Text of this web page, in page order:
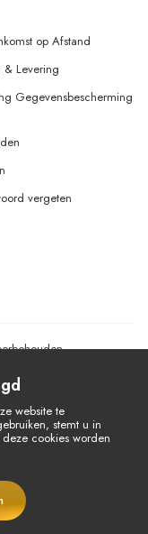
op Afstand
& Levering
Gegevensbescherming
vergeten
website te
stemt u in
cookies worden